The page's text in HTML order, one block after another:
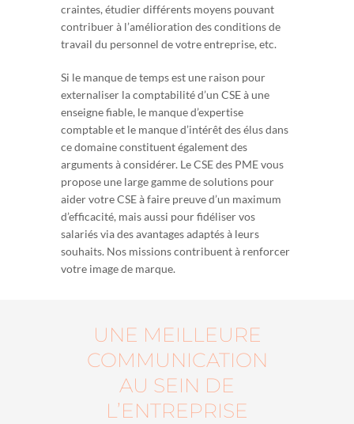
craintes, étudier différents moyens pouvant
contribuer à l’amélioration des conditions de
travail du personnel de votre entreprise, etc.
Si le manque de temps est une raison pour
externaliser la comptabilité d’un CSE à une
enseigne fiable, le manque d’expertise
comptable et le manque d’intérêt des élus dans
ce domaine constituent également des
arguments à considérer. Le CSE des PME vous
propose une large gamme de solutions pour
aider votre CSE à faire preuve d’un maximum
d’efficacité, mais aussi pour fidéliser vos
salariés via des avantages adaptés à leurs
souhaits. Nos missions contribuent à renforcer
votre image de marque.
UNE MEILLEURE
COMMUNICATION
AU SEIN DE
L’ENTREPRISE